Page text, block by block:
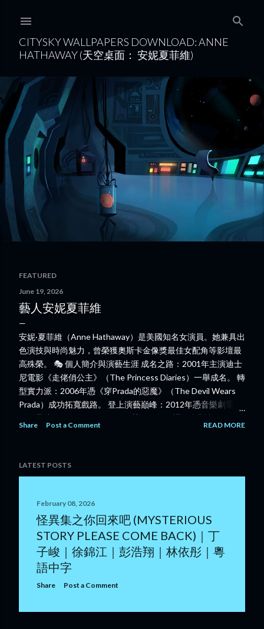
CITYSKY WALLPAPERS DOWNLOAD: ANNE
HATHAWAY (天空桌面： 安妮夏菲維)
P
o
s
t
s
FEATURED
June 19, 2026
藝人安妮夏菲維
安妮·夏菲維（Anne Hathaway）是美國知名女演員。她兼具出
色演技與時尚魅力，曾榮獲奧斯卡金像獎最佳女配角等影壇最
高殊榮。 🎭 個人簡介與演藝生涯 成名之路：2001年主演迪士
尼電影《走佬俏公主》（The Princess Diaries）一舉成名。 轉
型實力派：2006年憑《穿Prada的惡魔》（The Devil Wears
Prada）成功拓寬戲路。 登上演藝巔峰：2012年憑音樂劇電影
《孤星淚》（Les Misérables）芳汀一角，橫掃奧斯卡、金球
《People Magazine》評選她為 「2026年全球最美明星」
（World's Most Beautiful 2026），讚揚其時尚品味與真摯魅
力。 新片宣傳與熱話：她與梅麗·史翠普（Meryl Streep）再度
合體，為續集電影《穿PRADA的惡魔2》展開全球巡迴宣傳。
她亦大方在社交平台分享以戲曲化妝「吊眉」技巧來修飾面部
輪廓的備戰花絮，引起影迷熱烈討論。 健康心路歷程：她在一
場《紐約時報》的 Podcast 訪問中首次透露，自己於30至40歲
Share Post a Comment READ MORE
LATEST POSTS
February 08, 2026
怪異集之你回來吧 (MYSTERIOUS
STORY PLEASE COME BACK)｜丁
子峻｜徐錦江｜彭浩翔｜林依彤｜粵
語中字
Share Post a Comment